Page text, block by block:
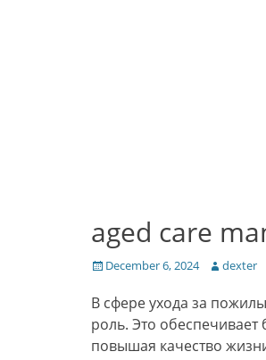
aged care
Posted
December 6, 2024 Author
dexter
В сфере ухода за
роль. Это
повышая качество